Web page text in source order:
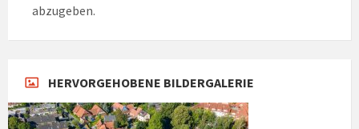
abzugeben.
HERVORGEHOBENE BILDERGALERIE